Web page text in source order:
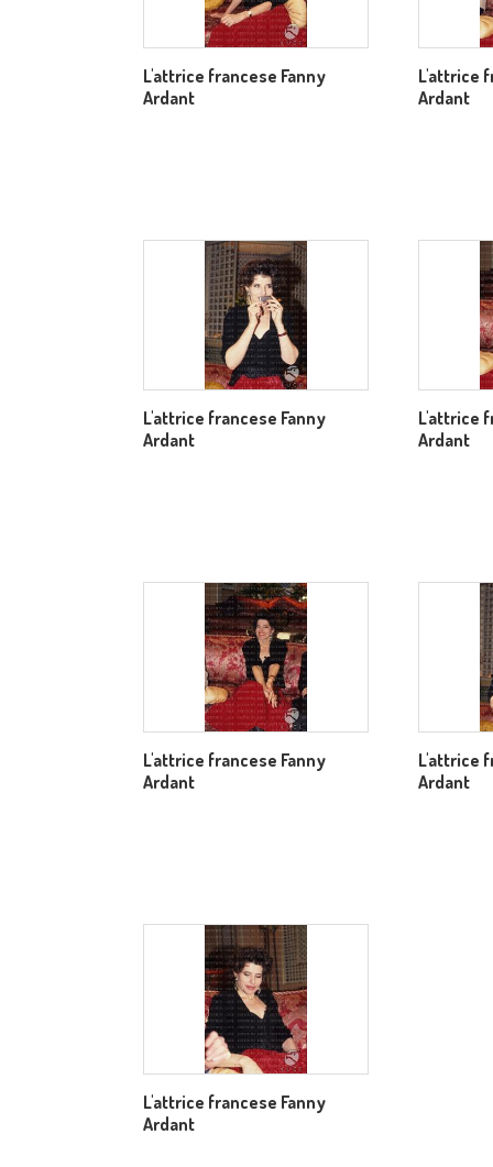
L'attrice francese Fanny
Ardant
L'attrice
Ardant
L'attrice francese Fanny
Ardant
L'attrice
Ardant
L'attrice francese Fanny
Ardant
L'attrice
Ardant
L'attrice francese Fanny
Ardant